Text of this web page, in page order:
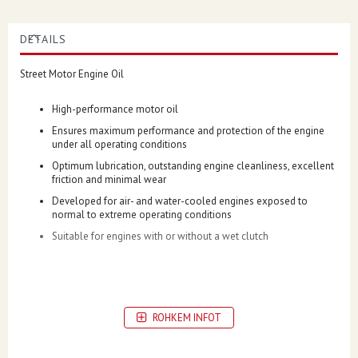
DETAILS
Street Motor Engine Oil
High-performance motor oil
Ensures maximum performance and protection of the engine
under all operating conditions
Optimum lubrication, outstanding engine cleanliness, excellent
friction and minimal wear
Developed for air- and water-cooled engines exposed to
normal to extreme operating conditions
Suitable for engines with or without a wet clutch
Motorbike
ROHKEM INFOT